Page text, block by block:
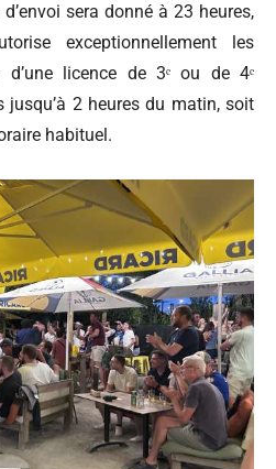
sera donné à 23 heures,
exceptionnellement les
d’une licence de 3ᵉ ou de 4ᵉ
jusqu’à 2 heures du matin, soit
habituel.